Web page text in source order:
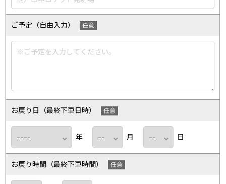
ご予定（自由入力）
お戻り日（最終下車日時）
年 月 日
お戻り時間（最終下車時間）